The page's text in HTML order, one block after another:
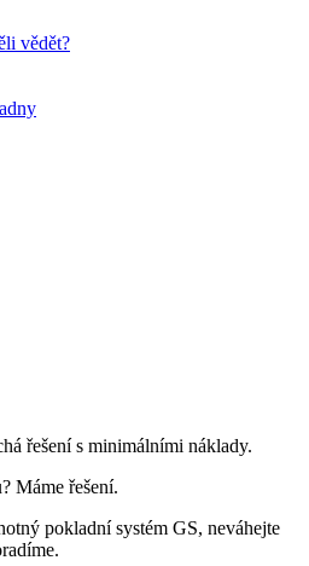
vědět?
řešení s minimálními náklady.
Máme řešení.
pokladní systém GS, neváhejte